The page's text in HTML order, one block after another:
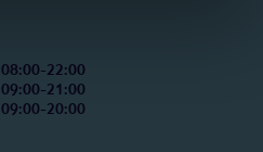
08:00-22:00
09:00-21:00
09:00-20:00